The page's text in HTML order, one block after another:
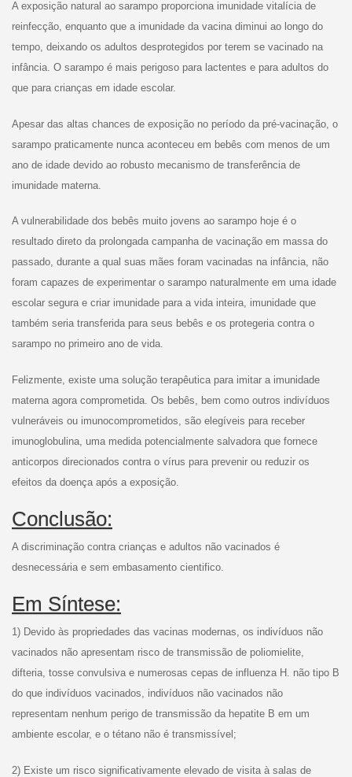
A exposição natural ao sarampo proporciona imunidade vitalícia de
reinfecção, enquanto que a imunidade da vacina diminui ao longo do
tempo, deixando os adultos desprotegidos por terem se vacinado na
infância. O sarampo é mais perigoso para lactentes e para adultos do
que para crianças em idade escolar.
Apesar das altas chances de exposição no período da pré-vacinação, o
sarampo praticamente nunca aconteceu em bebês com menos de um
ano de idade devido ao robusto mecanismo de transferência de
imunidade materna.
A vulnerabilidade dos bebês muito jovens ao sarampo hoje é o
resultado direto da prolongada campanha de vacinação em massa do
passado, durante a qual suas mães foram vacinadas na infância, não
foram capazes de experimentar o sarampo naturalmente em uma idade
escolar segura e criar imunidade para a vida inteira, imunidade que
também seria transferida para seus bebês e os protegeria contra o
sarampo no primeiro ano de vida.
Felizmente, existe uma solução terapêutica para imitar a imunidade
materna agora comprometida. Os bebês, bem como outros indivíduos
vulneráveis ou imunocomprometidos, são elegíveis para receber
imunoglobulina, uma medida potencialmente salvadora que fornece
anticorpos direcionados contra o vírus para prevenir ou reduzir os
efeitos da doença após a exposição.
Conclusão:
A discriminação contra crianças e adultos não vacinados é
desnecessária e sem embasamento cientifico.
Em Síntese:
1) Devido às propriedades das vacinas modernas, os indivíduos não
vacinados não apresentam risco de transmissão de poliomielite,
difteria, tosse convulsiva e numerosas cepas de influenza H. não tipo B
do que indivíduos vacinados, indivíduos não vacinados não
representam nenhum perigo de transmissão da hepatite B em um
ambiente escolar, e o tétano não é transmissível;
2) Existe um risco significativamente elevado de visita à salas de